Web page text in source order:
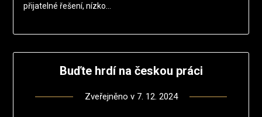
přijatelné řešení, nízko…
Buďte hrdí na českou práci
Zveřejněno v 7. 12. 2024